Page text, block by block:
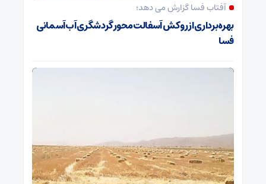
آفتاب فسا گزارش می دهد؛
بهره‌برداری از روکش آسفالت محور گردشگری آب‌آسمانی
فسا